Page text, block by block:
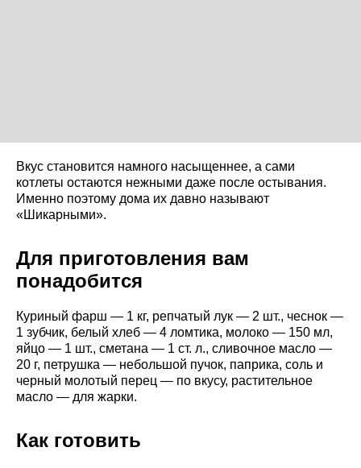
Вкус становится намного насыщеннее, а сами
котлеты остаются нежными даже после остывания.
Именно поэтому дома их давно называют
«Шикарными».
Для приготовления вам
понадобится
Куриный фарш — 1 кг, репчатый лук — 2 шт., чеснок —
1 зубчик, белый хлеб — 4 ломтика, молоко — 150 мл,
яйцо — 1 шт., сметана — 1 ст. л., сливочное масло —
20 г, петрушка — небольшой пучок, паприка, соль и
черный молотый перец — по вкусу, растительное
масло — для жарки.
Как готовить